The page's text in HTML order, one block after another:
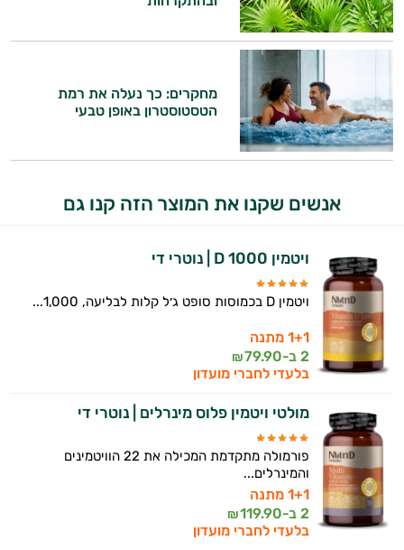
מחקרים: כך נעלה את רמת
הטסטוסטרון באופן טבעי
אנשים שקנו את המוצר הזה קנו גם
ויטמין D 1000 | נוטרי די
ויטמין D בכמוסות סופט ג׳ל קלות לבליעה, 1,000...
1+1 מתנה
2 ב-
79.90
₪
בלעדי לחברי מועדון
מולטי ויטמין פלוס מינרלים | נוטרי די
פורמולה מתקדמת המכילה את 22 הוויטמינים
והמינרלים...
1+1 מתנה
2 ב-
119.90
₪
בלעדי לחברי מועדון
אני כאן כדי לעזור לך להתאים את תוספי
התזונה ומוצרי הבריאות המדויקים למטרות
ולמצב הגופני שלך, ולהסביר לך אילו רכיבים
עובדים יחד כדי למקסם תוצאות גם בחיי היום
יום וגם בתחום הכושר והספורט.
המטרה שלי היא להתאים עבורך המלצות
אישיות מבוססות מדעית.
זה הזמן להתחיל. איך אוכל לעזור?